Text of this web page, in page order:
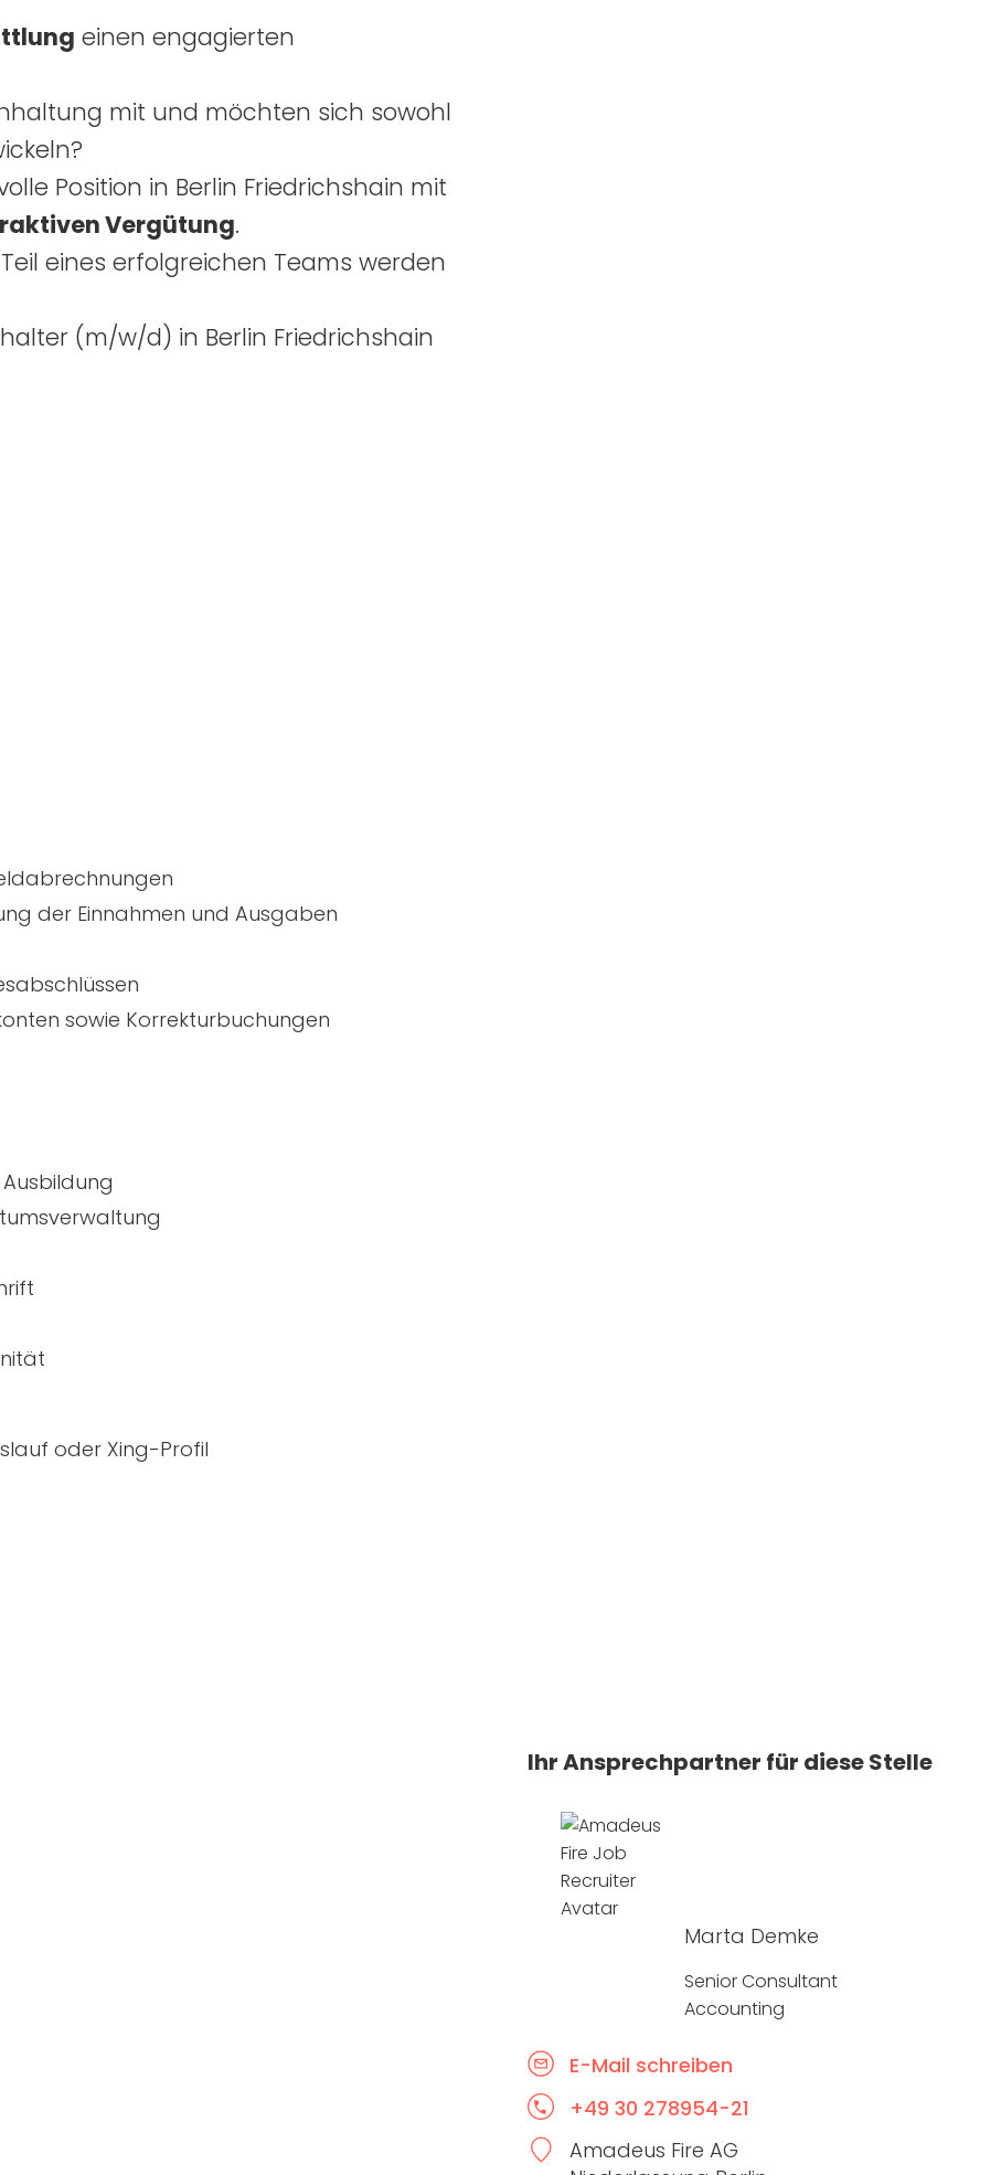
einen engagierten
mit und möchten sich sowohl
Position in Berlin Friedrichshain mit
Vergütung.
eines erfolgreichen Teams werden
(m/w/d) in Berlin Friedrichshain
der Einnahmen und Ausgaben
sowie Korrekturbuchungen
oder Xing-Profil
Ihr Ansprechpartner für diese Stelle
Marta Demke
Senior Consultant
Accounting
E-Mail schreiben
+49 30 278954-21
Amadeus Fire AG